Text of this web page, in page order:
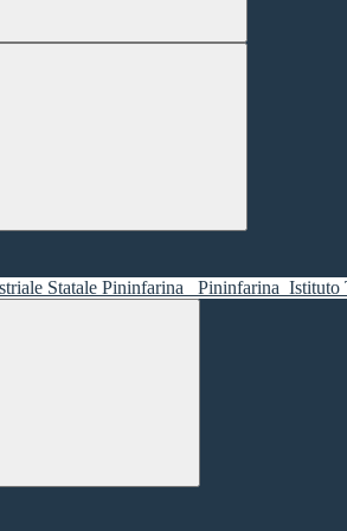
Pininfarina Istituto